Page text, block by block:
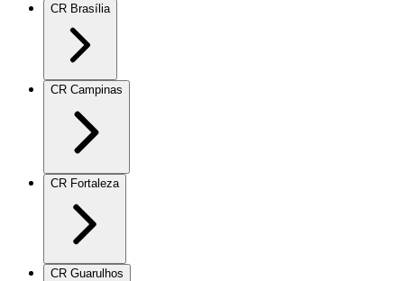
CR Brasília
CR Campinas
CR Fortaleza
CR Guarulhos